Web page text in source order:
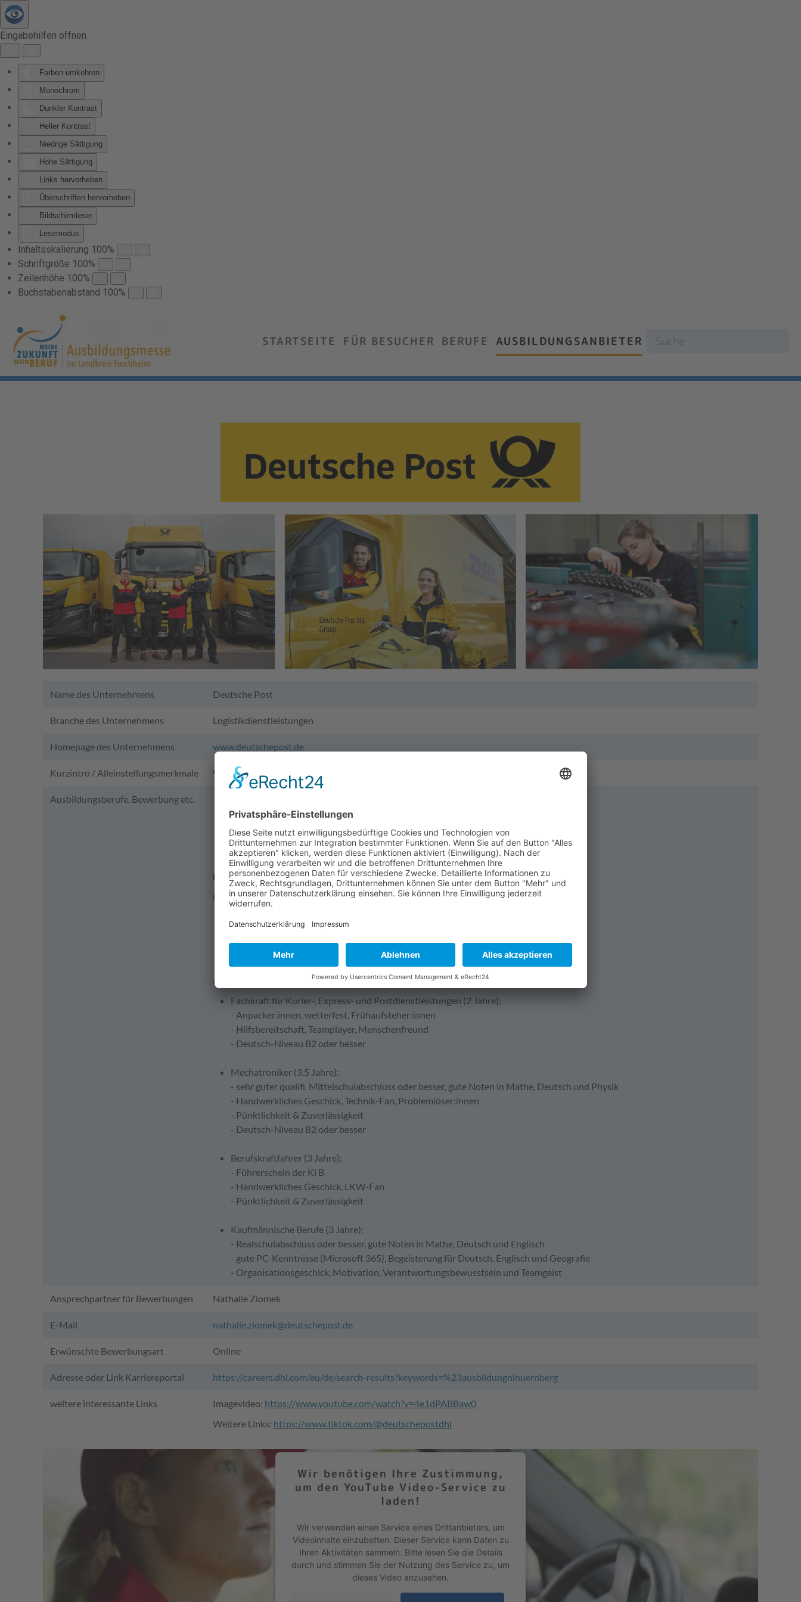
Eingabehilfen öffnen
Farben umkehren
Monochrom
Dunkler Kontrast
Heller Kontrast
Niedrige Sättigung
Hohe Sättigung
Links hervorheben
Überschriften hervorheben
Bildschirmleser
Lesemodus
Inhaltsskalierung 100%
Schriftgröße 100%
Zeilenhöhe 100%
Buchstabenabstand 100%
Zum Hauptinhalt springen
STARTSEITE FÜR BESUCHER BERUFE AUSBILDUNGSANBIETER
Name des Unternehmens Deutsche Post
Branche des Unternehmens Logistikdienstleistungen
Homepage des Unternehmens www.deutschepost.de
Kurzintro / Alleinstellungsmerkmale Wir sind die Post für Deutschland
Ausbildungsberufe, Bewerbung etc.
Mechatroniker (m/w/d)
Berufskraftfahrer (m/w/d)
Kaufmann für Spedition und Logistikdienstleistung (m/w/d)
Kaufmann für Büromanagement (m/w/d)
Bewerbungsfrist: 30.06.2026
Gehaltsangaben:
AJ 1.523,37 €
AJ 1.607,42 €
Anforderungsprofile:
Fachkraft für Kurier-, Express- und Postdienstleistungen (2 Jahre):
- Anpacker:innen, wetterfest, Frühaufsteher:innen
- Hilfsbereitschaft, Teamplayer, Menschenfreund
- Deutsch-Niveau B2 oder besser
Mechatroniker (3,5 Jahre):
- sehr guter qualifi. Mittelschulabschluss oder besser, gute Noten in Mathe, Deutsch und Physik
- Handwerkliches Geschick, Technik-Fan, Problemlöser:innen
- Pünktlichkeit & Zuverlässigkeit
- Deutsch-Niveau B2 oder besser
Berufskraftfahrer (3 Jahre):
- Führerschein der Kl B
- Handwerkliches Geschick, LKW-Fan
- Pünktlichkeit & Zuverlässigkeit
Kaufmännische Berufe (3 Jahre):
- Realschulabschluss oder besser, gute Noten in Mathe, Deutsch und Englisch
- gute PC-Kenntnisse (Microsoft 365), Begeisterung für Deutsch, Englisch und Geografie
- Organisationsgeschick, Motivation, Verantwortungsbewusstsein und Teamgeist
Ansprechpartner für Bewerbungen Nathalie Ziomek
E-Mail nathalie.ziomek@deutschepost.de
Erwünschte Bewerbungsart Online
Adresse oder Link Karriereportal https://careers.dhl.com/eu/de/search-results?keywords=%23ausbildungnlnuernberg
weitere interessante Links Imagevideo: https://www.youtube.com/watch?v=4e1dPABBaw0
Weitere Links: https://www.tiktok.com/@deutschepostdhl
Wir benötigen Ihre Zustimmung,
um den YouTube Video-Service zu
laden!
Wir verwenden einen Service eines Drittanbieters, um
Videoinhalte einzubetten. Dieser Service kann Daten zu
Ihren Aktivitäten sammeln. Bitte lesen Sie die Details
durch und stimmen Sie der Nutzung des Service zu, um
dieses Video anzusehen.